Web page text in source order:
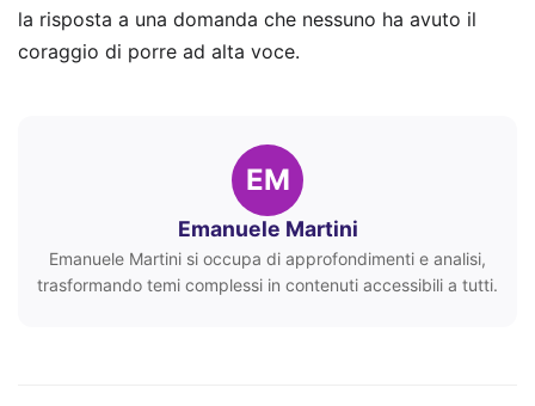
la risposta a una domanda che nessuno ha avuto il
coraggio di porre ad alta voce.
EM
Emanuele Martini
Emanuele Martini si occupa di approfondimenti e analisi,
trasformando temi complessi in contenuti accessibili a tutti.